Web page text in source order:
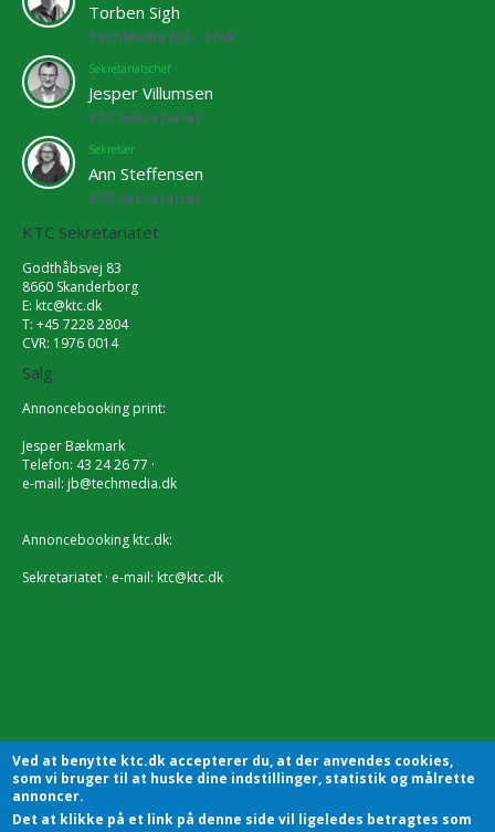
Torben Sigh
TechMedia A/S - 6769
Sekretariatschef
Jesper Villumsen
KTC Sekretariat
Sekretær
Ann Steffensen
KTC Sekretariat
KTC Sekretariatet
Godthåbsvej 83
8660 Skanderborg
E: ktc@ktc.dk
T: +45 7228 2804
CVR: 1976 0014
Salg
Annoncebooking print:
Jesper Bækmark
Telefon: 43 24 26 77 ·
e-mail: jb@techmedia.dk
Annoncebooking ktc.dk:
Sekretariatet · e-mail: ktc@ktc.dk
Ved at benytte ktc.dk accepterer du, at der anvendes cookies,
som vi bruger til at huske dine indstillinger, statistik og målrette
annoncer.
Det at klikke på et link på denne side vil ligeledes betragtes som